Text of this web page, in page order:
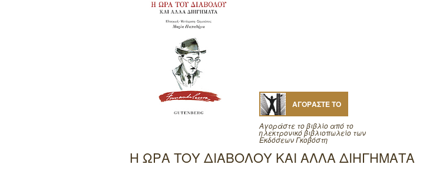
ΑΓΟΡΑΣΤΕ ΤΟ
Αγοράστε το βιβλίο από το
ηλεκτρονικό βιβλιοπωλείο των
Εκδόσεων Γκοβόστη
Η ΩΡΑ ΤΟΥ ΔΙΑΒΟΛΟΥ ΚΑΙ ΑΛΛΑ ΔΙΗΓΗΜΑΤΑ